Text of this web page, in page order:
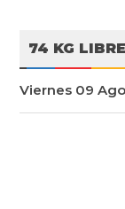
74 KG
Viernes 09